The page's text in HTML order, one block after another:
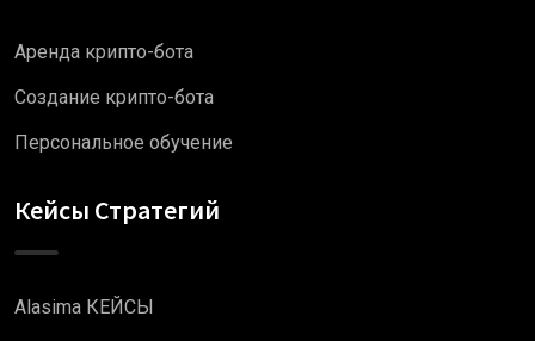
Аренда крипто-бота
Создание крипто-бота
Персональное обучение
Кейсы Стратегий
Alasima КЕЙСЫ